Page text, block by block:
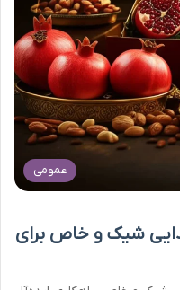
عمومی
شیک و خاص برای